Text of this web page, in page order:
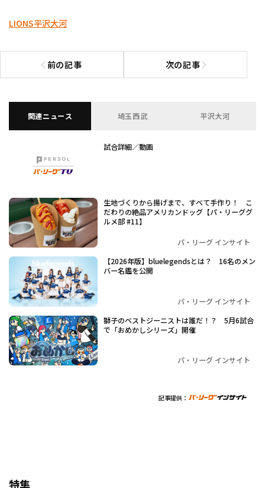
LIONS平沢大河
前の記事
前の記事へ 次の記事次の記事へ
関連ニュース 埼玉西武 平沢大河
試合詳細／動画
生地づくりから揚げまで、すべて手作り！ こ
だわりの絶品アメリカンドッグ【パ・リーググ
ルメ部 #11】
パ・リーグ インサイト
【2026年版】bluelegendsとは？ 16名のメン
バー名鑑を公開
パ・リーグ インサイト
獅子のベストジーニストは誰だ！？ 5月6試合
で「おめかしシリーズ」開催
パ・リーグ インサイト
記事提供：
特集